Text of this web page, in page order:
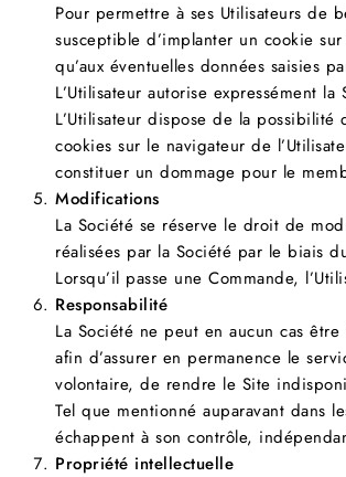
Pour permettre à ses Utilisateurs de
susceptible d’implanter un cookie
qu’aux éventuelles données saisies
L’Utilisateur autorise expressément
L’Utilisateur dispose de la
cookies sur le navigateur de
constituer un dommage pour le
Modifications
La Société se réserve le droit de
réalisées par la Société par le biais
Lorsqu’il passe une Commande,
Responsabilité
La Société ne peut en aucun cas
afin d’assurer en permanence le
volontaire, de rendre le Site
Tel que mentionné auparavant dans
échappent à son contrôle,
Propriété intellectuelle